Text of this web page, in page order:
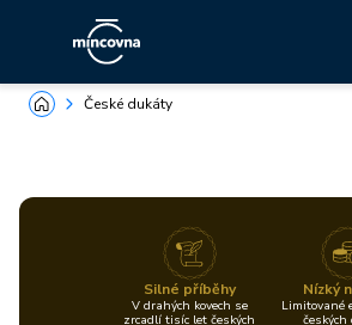
České dukáty
Silné příběhy
V drahých kovech se
zrcadlí tisíc let českých
Nízký
Limitované
českých